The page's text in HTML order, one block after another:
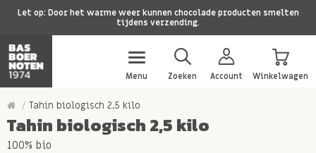
Let op: Door het warme weer kunnen chocolade producten smelten
tijdens verzending.
Menu Zoeken Account Winkelwagen
Tahin biologisch 2,5 kilo
Tahin biologisch 2,5 kilo
100% bio